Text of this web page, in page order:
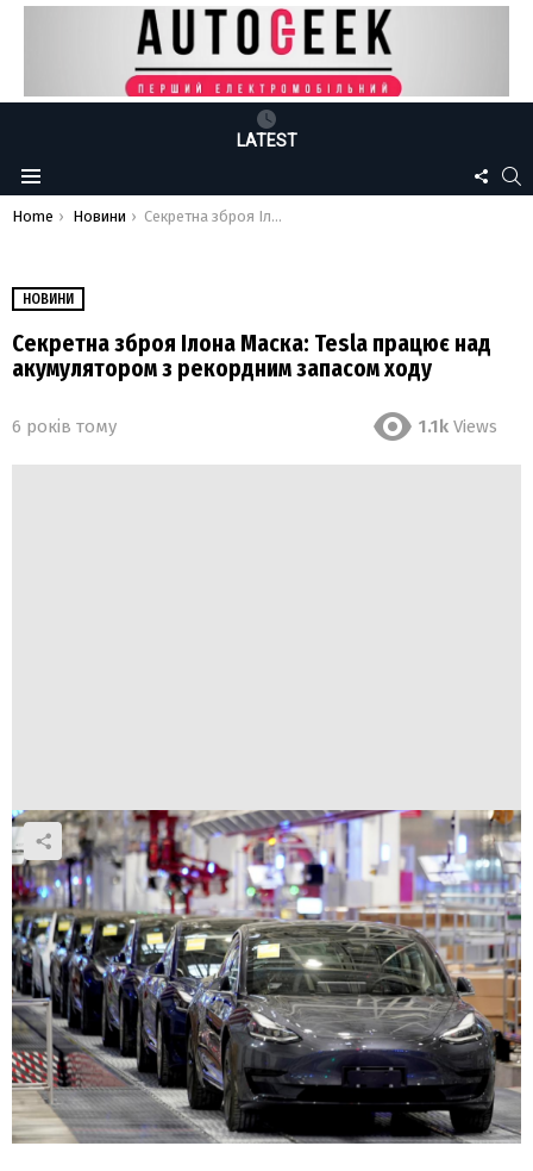
LATEST
Menu
US
You are here:
Home Новини Секретна зброя Ілона Маска: Tesla працює над акумулятором з рекордним запасом ходу
НОВИНИ
Секретна зброя Ілона Маска: Tesla працює над
акумулятором з рекордним запасом ходу
6 років тому 1.1k Views